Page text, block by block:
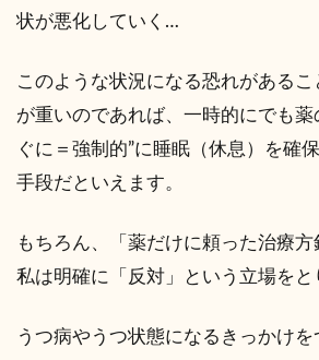
状が悪化していく…
このような状況になる恐れがある
が重いのであれば、一時的にでも薬
ぐに＝強制的”に睡眠（休息）を確
手段だといえます。
もちろん、「薬だけに頼った治療方
私は明確に「反対」という立場をと
うつ病やうつ状態になるきっかけ